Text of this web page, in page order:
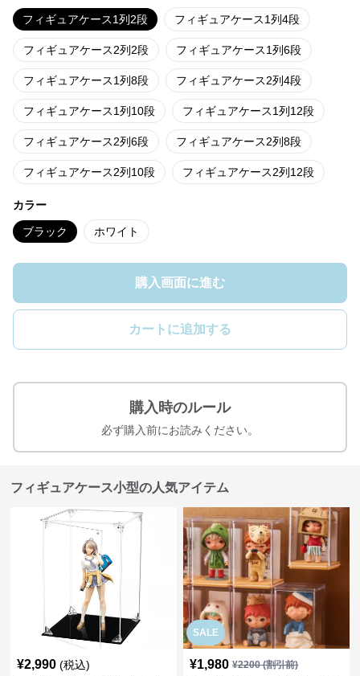
フィギュアケース1列2段 フィギュアケース1列4段
フィギュアケース2列2段 フィギュアケース1列6段
フィギュアケース1列8段 フィギュアケース2列4段
フィギュアケース1列10段 フィギュアケース1列12段
フィギュアケース2列6段 フィギュアケース2列8段
フィギュアケース2列10段 フィギュアケース2列12段
カラー
ブラック ホワイト
購入画面に進む
カートに追加する
購入時のルール
必ず購入前にお読みください。
フィギュアケース小型の人気アイテム
¥2,990 (税込)
SALE
¥1,980 ¥2200(割引前)